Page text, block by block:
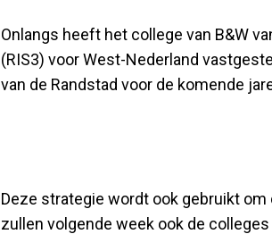
Onlangs heeft het college van B&W
(RIS3) voor West-Nederland
van de Randstad voor de komende
Deze strategie wordt ook gebruikt
zullen volgende week ook de